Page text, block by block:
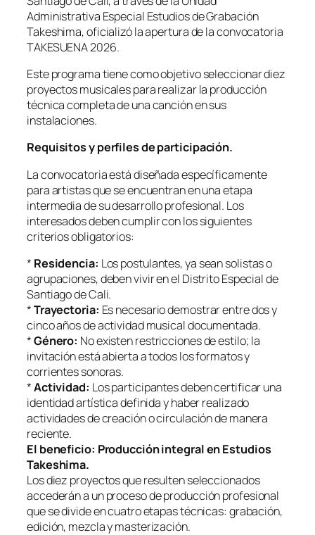
Administrativa Especial Estudios de Grabación
Takeshima, oficializó la apertura de la convocatoria
TAKESUENA 2026.
Este programa tiene como objetivo seleccionar diez
proyectos musicales para realizar la producción
técnica completa de una canción en sus
instalaciones.
Requisitos y perfiles de participación.
La convocatoria está diseñada específicamente
para artistas que se encuentran en una etapa
intermedia de su desarrollo profesional. Los
interesados deben cumplir con los siguientes
criterios obligatorios:
* Residencia: Los postulantes, ya sean solistas o
agrupaciones, deben vivir en el Distrito Especial de
Santiago de Cali.
*Trayectoria: Es necesario demostrar entre dos y
cinco años de actividad musical documentada.
*Género: No existen restricciones de estilo; la
invitación está abierta a todos los formatos y
corrientes sonoras.
*Actividad: Los participantes deben certificar una
identidad artística definida y haber realizado
actividades de creación o circulación de manera
reciente.
El beneficio: Producción integral en Estudios
Takeshima.
Los diez proyectos que resulten seleccionados
accederán a un proceso de producción profesional
que se divide en cuatro etapas técnicas: grabación,
edición, mezcla y masterización.